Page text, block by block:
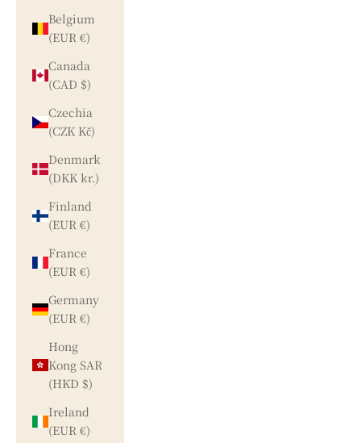
Belgium
(EUR €)
Canada
(CAD $)
Czechia
(CZK Kč)
Denmark
(DKK kr.)
Finland
(EUR €)
France
(EUR €)
Germany
(EUR €)
Hong
Kong SAR
(HKD $)
Ireland
(EUR €)